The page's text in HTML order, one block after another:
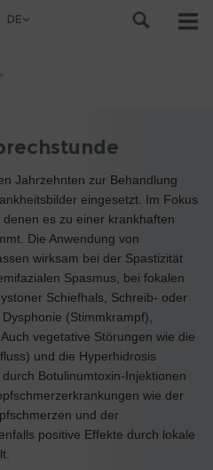
DE
Jahrzehnten zur Behandlung
eingesetzt. Im Fokus
es zu einer krankhaften
Die Anwendung von
wirksam bei der Spastizität
Spasmus, bei fokalen
Schiefhals, Schreib- oder
(Stimmkrampf),
vegetative Störungen wie die
und die Hyperhidrosis
Botulinumtoxin-Injektionen
wie der
und der
positive Effekte durch lokale